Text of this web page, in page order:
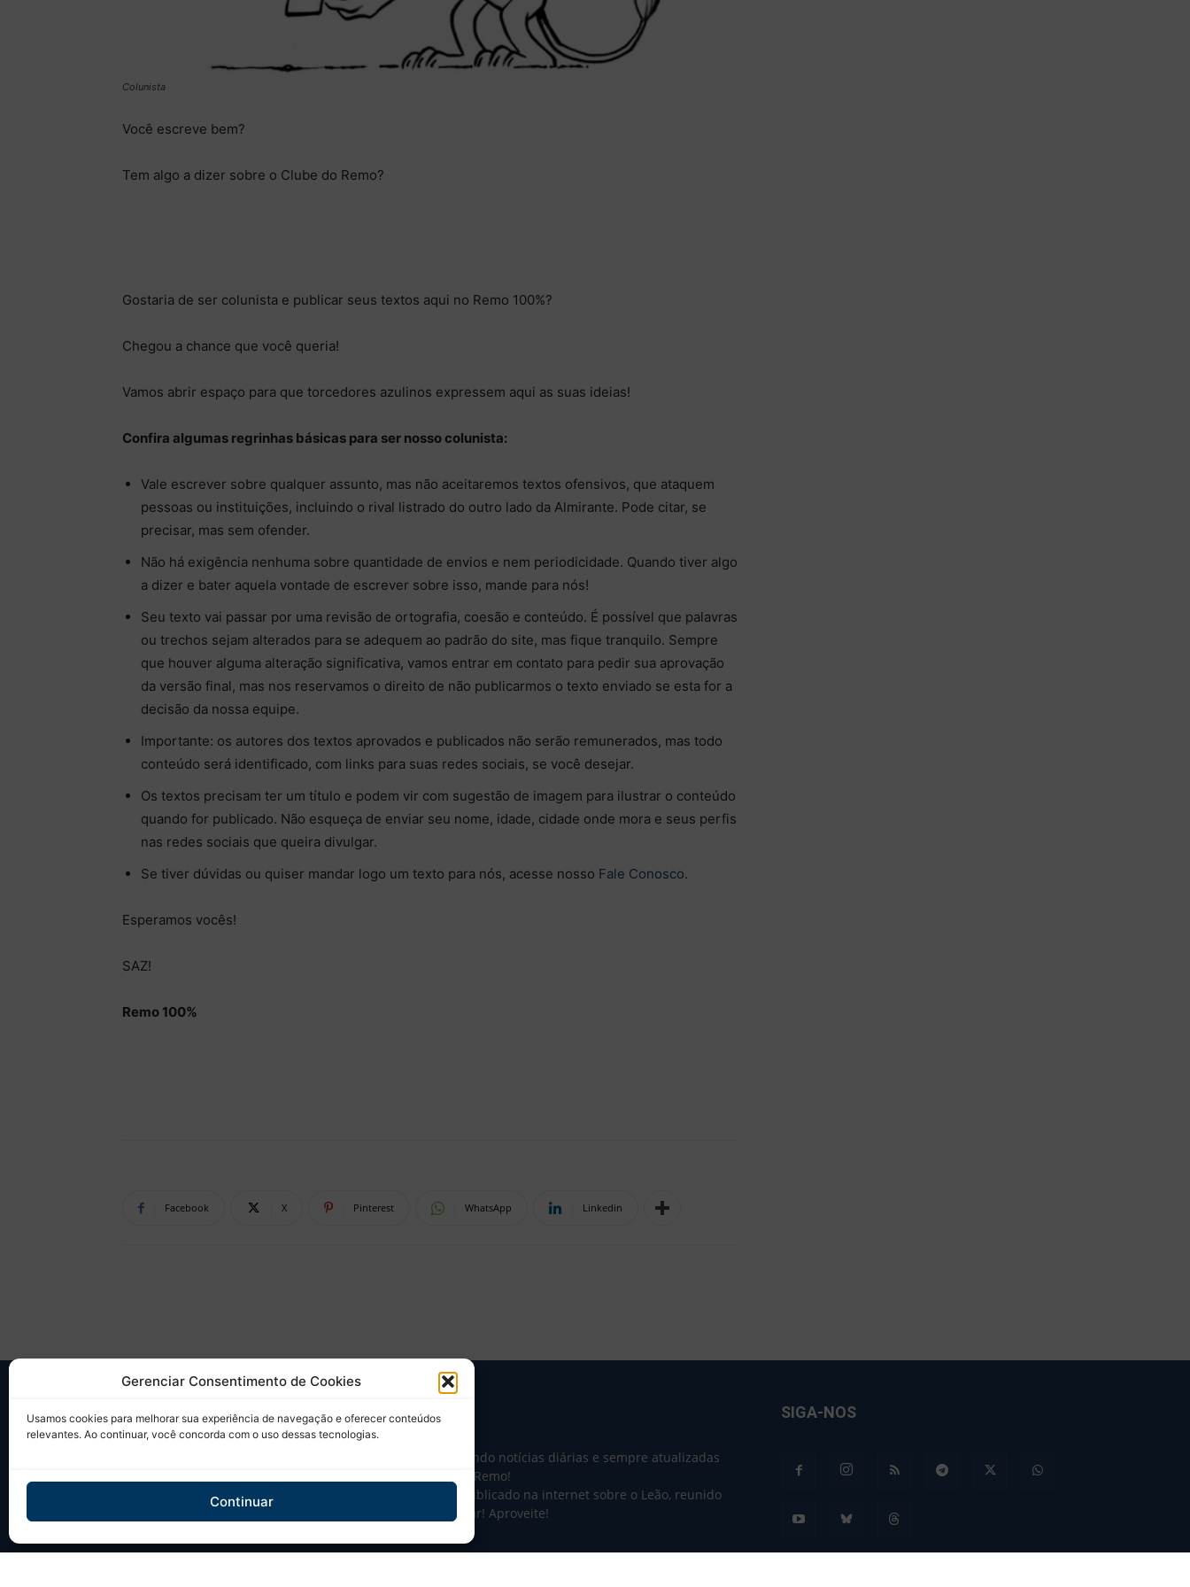
Gerenciar Consentimento de Cookies
Usamos cookies para melhorar sua experiência de navegação e oferecer conteúdos
relevantes. Ao continuar, você concorda com o uso dessas tecnologias.
Continuar
Colunista
Você escreve bem?
Tem algo a dizer sobre o Clube do Remo?
Gostaria de ser colunista e publicar seus textos aqui no Remo 100%?
Chegou a chance que você queria!
Vamos abrir espaço para que torcedores azulinos expressem aqui as suas ideias!
Confira algumas regrinhas básicas para ser nosso colunista:
Vale escrever sobre qualquer assunto, mas não aceitaremos textos ofensivos, que ataquem
pessoas ou instituições, incluindo o rival listrado do outro lado da Almirante. Pode citar, se
precisar, mas sem ofender.
Não há exigência nenhuma sobre quantidade de envios e nem periodicidade. Quando tiver algo
a dizer e bater aquela vontade de escrever sobre isso, mande para nós!
Seu texto vai passar por uma revisão de ortografia, coesão e conteúdo. É possível que palavras
ou trechos sejam alterados para se adequem ao padrão do site, mas fique tranquilo. Sempre
que houver alguma alteração significativa, vamos entrar em contato para pedir sua aprovação
da versão final, mas nos reservamos o direito de não publicarmos o texto enviado se esta for a
decisão da nossa equipe.
Importante: os autores dos textos aprovados e publicados não serão remunerados, mas todo
conteúdo será identificado, com links para suas redes sociais, se você desejar.
Os textos precisam ter um título e podem vir com sugestão de imagem para ilustrar o conteúdo
quando for publicado. Não esqueça de enviar seu nome, idade, cidade onde mora e seus perfis
nas redes sociais que queira divulgar.
Se tiver dúvidas ou quiser mandar logo um texto para nós, acesse nosso Fale Conosco.
Esperamos vocês!
SAZ!
Remo 100%
Facebook X Pinterest WhatsApp Linkedin
SOBRE NÓS
Desde 2004 trazendo notícias diárias e sempre atualizadas
sobre o Clube do Remo!
Tudo o que sai publicado na internet sobre o Leão, reunido
em um único lugar! Aproveite!
SIGA-NOS